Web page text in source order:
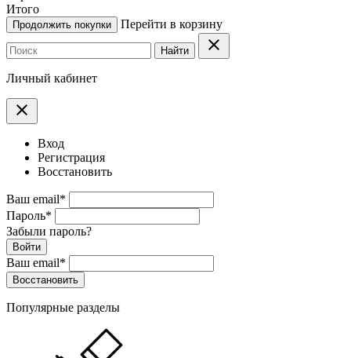
Итого
Продолжить покупки Перейти в корзину
Найти clear
Личный кабинет
clear
Вход
Регистрация
Восстановить
Ваш email*
Пароль*
Забыли пароль?
Войти
Ваш email*
Воcстановить
Популярные разделы